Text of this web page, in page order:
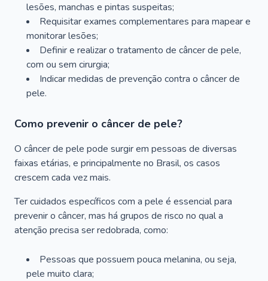
lesões, manchas e pintas suspeitas;
Requisitar exames complementares para mapear e
monitorar lesões;
Definir e realizar o tratamento de câncer de pele,
com ou sem cirurgia;
Indicar medidas de prevenção contra o câncer de
pele.
Como prevenir o câncer de pele?
O câncer de pele pode surgir em pessoas de diversas
faixas etárias, e principalmente no Brasil, os casos
crescem cada vez mais.
Ter cuidados específicos com a pele é essencial para
prevenir o câncer, mas há grupos de risco no qual a
atenção precisa ser redobrada, como:
Pessoas que possuem pouca melanina, ou seja,
pele muito clara;